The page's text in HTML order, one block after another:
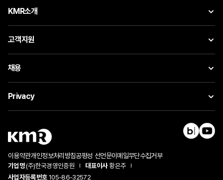
KMR소개
고객지원
채용
Privacy
이용약관개인정보처리방침공평성 선언문이메일무단수집거부
기업명(주)한국경영인증원 대표이사황은주
사업자등록번호105-86-32572